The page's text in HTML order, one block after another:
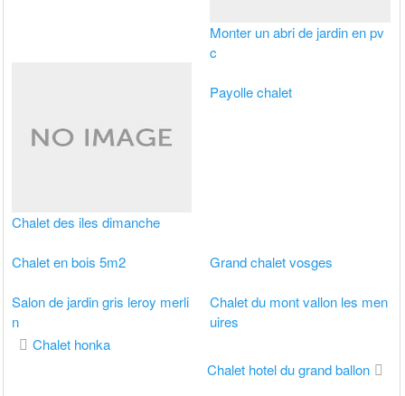
Monter un abri de jardin en pv
c
Chalet des iles dimanche
Payolle chalet
Chalet en bois 5m2 Grand chalet vosges
Salon de jardin gris leroy merli
n
Chalet du mont vallon les men
uires
Navigation
Chalet honka
Chalet hotel du grand ballon